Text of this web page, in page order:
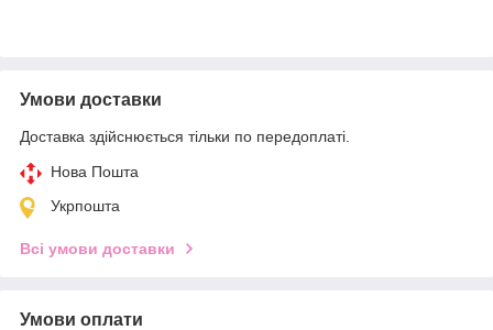
Умови доставки
Доставка здійснюється тільки по передоплаті.
Нова Пошта
Укрпошта
Всі умови доставки
Умови оплати